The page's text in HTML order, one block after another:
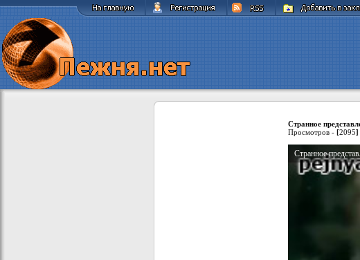
Странное
Просмотров - [2095]
Странное